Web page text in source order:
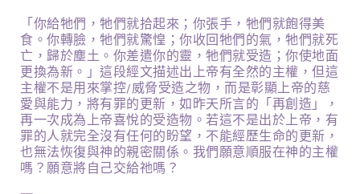
「你給牠們，牠們就拾起來；你張手，牠們就飽得美
食。你轉臉，牠們就驚惶；你收回牠們的氣，牠們就死
亡，歸於塵土。你差遣你的靈，牠們就受造；你使地面
更換為新。」這段經文描述出上帝有全然的主權，但這
主權不是用來掌控/威脅受造之物，而是彰顯上帝的慈
愛與能力，將有罪的更新，如昨天所言的「再創造」，
再一次成為上帝喜悅的受造物。若這不是出於上帝，有
罪的人就完全沒有任何的盼望，不能經歷生命的更新，
也無法恢復與神的親密關係。我們願意順服在神的主權
嗎？願意將自己交給祂嗎？